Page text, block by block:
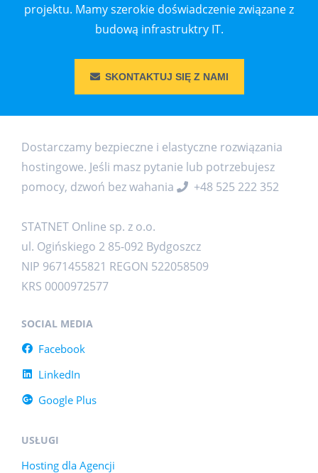
projektu. Mamy szerokie doświadczenie związane z
budową infrastruktry IT.
SKONTAKTUJ SIĘ Z NAMI
Dostarczamy bezpieczne i elastyczne rozwiązania
hostingowe. Jeśli masz pytanie lub potrzebujesz
pomocy, dzwoń bez wahania
+48 525 222 352
STATNET Online sp. z o.o.
ul. Ogińskiego 2 85-092 Bydgoszcz
NIP 9671455821 REGON 522058509
KRS 0000972577
SOCIAL MEDIA
Facebook
LinkedIn
Google Plus
USŁUGI
Hosting dla Agencji